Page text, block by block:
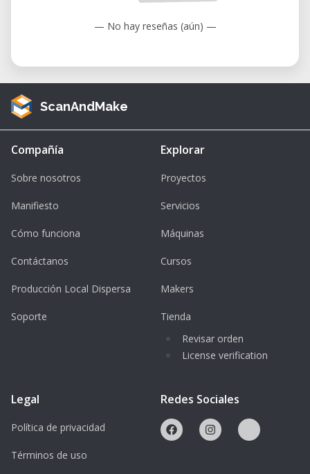
— No hay reseñas (aún) —
ScanAndMake
Compañía
Sobre nosotros
Manifiesto
Cómo funciona
Contáctanos
Producción Local Dispersa
Soporte
Explorar
Proyectos
Servicios
Máquinas
Cursos
Makers
Tienda
Revisar orden
License verification
Legal
Política de privacidad
Términos de uso
Redes Sociales